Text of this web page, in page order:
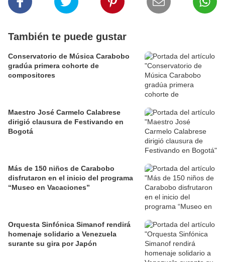
También te puede gustar
Conservatorio de Música Carabobo
gradúa primera cohorte de
compositores
Maestro José Carmelo Calabrese
dirigió clausura de Festivando en
Bogotá
Más de 150 niños de Carabobo
disfrutaron en el inicio del programa
“Museo en Vacaciones”
Orquesta Sinfónica Simanof rendirá
homenaje solidario a Venezuela
surante su gira por Japón